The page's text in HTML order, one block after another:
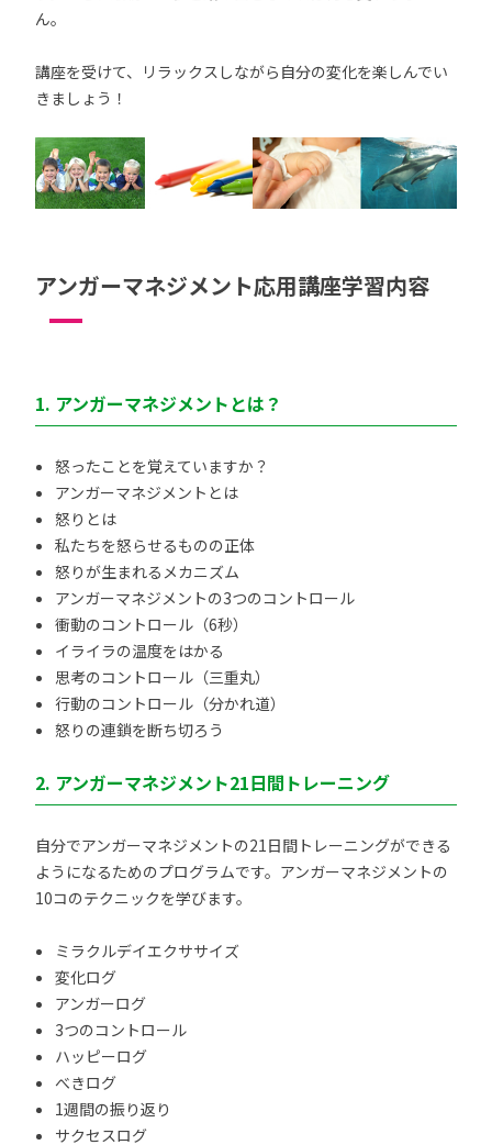
ん。
講座を受けて、リラックスしながら自分の変化を楽しんでい
きましょう！
アンガーマネジメント応用講座学習内容
1. アンガーマネジメントとは？
怒ったことを覚えていますか？
アンガーマネジメントとは
怒りとは
私たちを怒らせるものの正体
怒りが生まれるメカニズム
アンガーマネジメントの3つのコントロール
衝動のコントロール（6秒）
イライラの温度をはかる
思考のコントロール（三重丸）
行動のコントロール（分かれ道）
怒りの連鎖を断ち切ろう
2. アンガーマネジメント21日間トレーニング
自分でアンガーマネジメントの21日間トレーニングができる
ようになるためのプログラムです。アンガーマネジメントの
10コのテクニックを学びます。
ミラクルデイエクササイズ
変化ログ
アンガーログ
3つのコントロール
ハッピーログ
べきログ
1週間の振り返り
サクセスログ